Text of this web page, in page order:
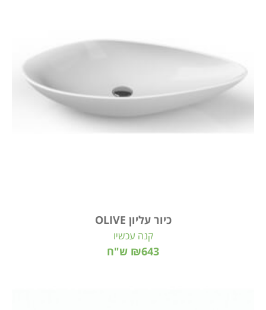
כיור עליון OLIVE
₪643 ש"ח
קנה עכשיו